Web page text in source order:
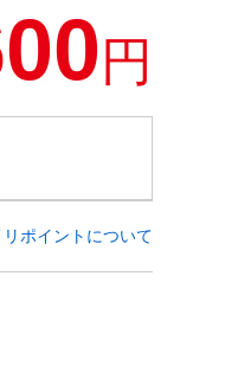
円
リポイントについて